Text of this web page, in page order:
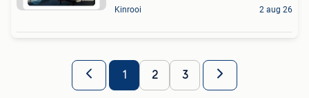
Kinrooi 2 aug 26
1 2 3